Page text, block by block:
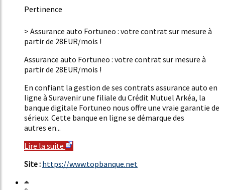
Pertinence
> Assurance auto Fortuneo : votre contrat sur mesure à
partir de 28EUR/mois !
Assurance auto Fortuneo : votre contrat sur mesure à
partir de 28EUR/mois !
En confiant la gestion de ses contrats assurance auto en
ligne à Suravenir une filiale du Crédit Mutuel Arkéa, la
banque digitale Fortuneo nous offre une vraie garantie de
sérieux. Cette banque en ligne se démarque des
autres en...
Lire la suite
Site : https://www.topbanque.net